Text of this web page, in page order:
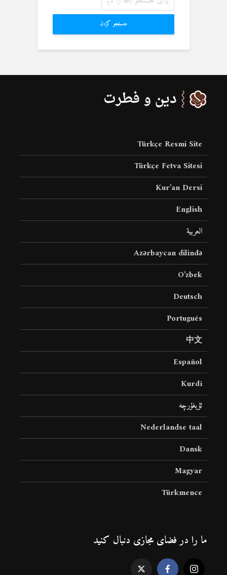
جستجو کردن
Türkçe Resmi Site
Türkçe Fetva Sitesi
Kur’an Dersi
English
العربية
Azərbaycan dilində
O’zbek
Deutsch
Português
中文
Español
Kurdî
ئۇيغۇرچە
Nederlandse taal
Dansk
Magyar
Türkmence
ما را در فضای مجازی دنبال کنید